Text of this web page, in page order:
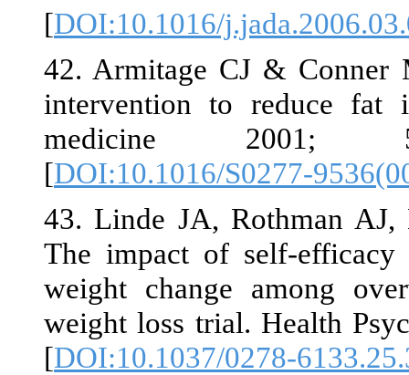
[
42.
intervention
[
43. Linde
The impact
weight
weight loss
[